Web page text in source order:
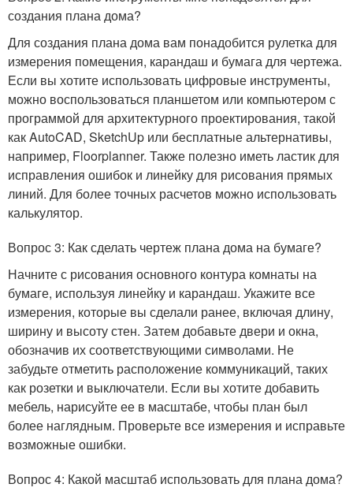
создания плана дома?
Для создания плана дома вам понадобится рулетка для
измерения помещения, карандаш и бумага для чертежа.
Если вы хотите использовать цифровые инструменты,
можно воспользоваться планшетом или компьютером с
программой для архитектурного проектирования, такой
как AutoCAD, SketchUp или бесплатные альтернативы,
например, Floorplanner. Также полезно иметь ластик для
исправления ошибок и линейку для рисования прямых
линий. Для более точных расчетов можно использовать
калькулятор.
Вопрос 3: Как сделать чертеж плана дома на бумаге?
Начните с рисования основного контура комнаты на
бумаге, используя линейку и карандаш. Укажите все
измерения, которые вы сделали ранее, включая длину,
ширину и высоту стен. Затем добавьте двери и окна,
обозначив их соответствующими символами. Не
забудьте отметить расположение коммуникаций, таких
как розетки и выключатели. Если вы хотите добавить
мебель, нарисуйте ее в масштабе, чтобы план был
более наглядным. Проверьте все измерения и исправьте
возможные ошибки.
Вопрос 4: Какой масштаб использовать для плана дома?